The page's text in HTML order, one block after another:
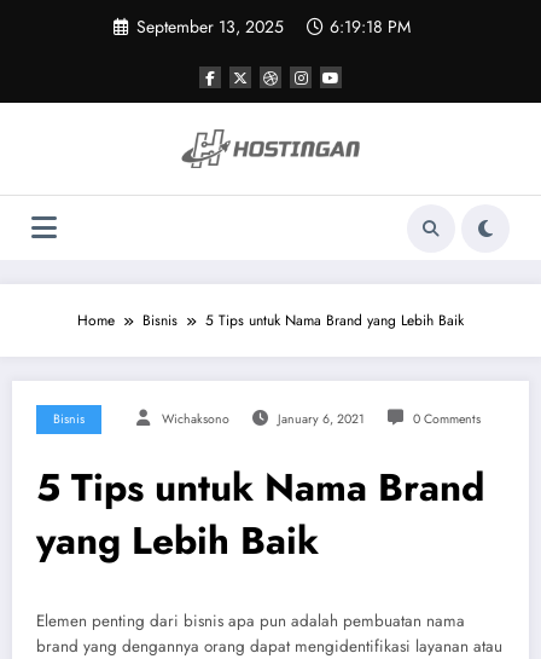
September 13, 2025 6:19:19 PM
Home Bisnis 5 Tips untuk Nama Brand yang Lebih Baik
Bisnis Wichaksono January 6, 2021 0 Comments
5 Tips untuk Nama Brand
yang Lebih Baik
Elemen penting dari bisnis apa pun adalah pembuatan nama
brand yang dengannya orang dapat mengidentifikasi layanan atau